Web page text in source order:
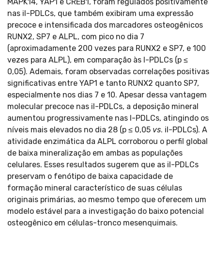
nas il-PDLCs, que também exibiram uma expressão
precoce e intensificada dos marcadores osteogênicos
RUNX2, SP7 e ALPL, com pico no dia 7
(aproximadamente 200 vezes para RUNX2 e SP7, e 100
vezes para ALPL), em comparação às l-PDLCs (p ≤
0,05). Ademais, foram observadas correlações positivas
significativas entre YAP1 e tanto RUNX2 quanto SP7,
especialmente nos dias 7 e 10. Apesar dessa vantagem
molecular precoce nas il-PDLCs, a deposição mineral
aumentou progressivamente nas l-PDLCs, atingindo os
níveis mais elevados no dia 28 (p ≤ 0,05 vs. il-PDLCs). A
atividade enzimática da ALPL corroborou o perfil global
de baixa mineralização em ambas as populações
celulares. Esses resultados sugerem que as il-PDLCs
preservam o fenótipo de baixa capacidade de
formação mineral característico de suas células
originais primárias, ao mesmo tempo que oferecem um
modelo estável para a investigação do baixo potencial
osteogênico em células-tronco mesenquimais.